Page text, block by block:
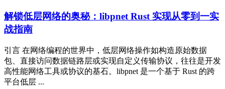
解锁低层网络的奥秘：libpnet Rust 实现从零到一实
战指南
引言 在网络编程的世界中，低层网络操作如构造原始数据
包、直接访问数据链路层或实现自定义传输协议，往往是开发
高性能网络工具或协议的基石。libpnet 是一个基于 Rust 的跨
平台低层 ...